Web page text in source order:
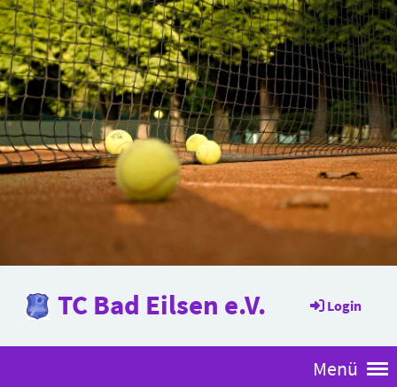
TC Bad Eilsen e.V. Login
Menü